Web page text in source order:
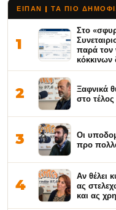
ΕΙΠΑΝ | ΤΑ ΠΙΟ
1
Στο
παρά τον
κόκκινων
2
Ξαφνικά
στο
3
Οι
προ
4
Αν θέλει
ας
και ας